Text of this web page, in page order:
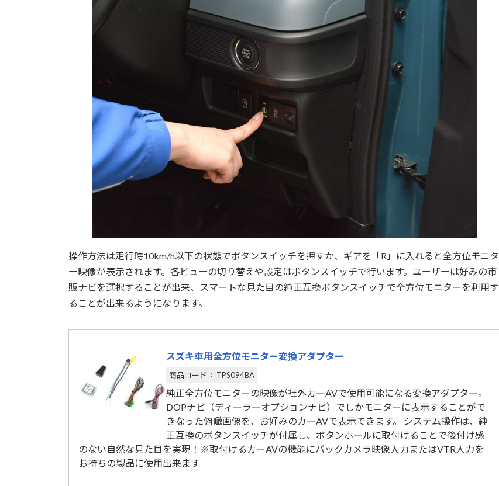
操作方法は走行時10km/h以下の状態でボタンスイッチを押すか、ギアを「R」に入れると全方位モニタ
ー映像が表示されます。各ビューの切り替えや設定はボタンスイッチで行います。ユーザーは好みの市
販ナビを選択することが出来、スマートな見た目の純正互換ボタンスイッチで全方位モニターを利用す
ることが出来るようになります。
スズキ車用全方位モニター変換アダプター
商品コード： TPS094BA
純正全方位モニターの映像が社外カーAVで使用可能になる変換アダプター。
DOPナビ（ディーラーオプションナビ）でしかモニターに表示することがで
きなった俯瞰画像を、お好みのカーAVで表示できます。 システム操作は、純
正互換のボタンスイッチが付属し、ボタンホールに取付けることで後付け感
のない自然な見た目を実現！※取付けるカーAVの機能にバックカメラ映像入力またはVTR入力を
お持ちの製品に使用出来ます